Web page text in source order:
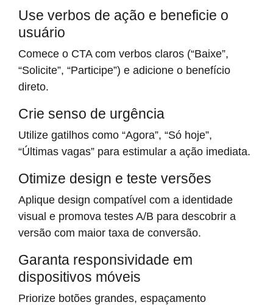
Use verbos de ação e beneficie o
usuário
Comece o CTA com verbos claros (“Baixe”,
“Solicite”, “Participe”) e adicione o benefício
direto.
Crie senso de urgência
Utilize gatilhos como “Agora”, “Só hoje”,
“Últimas vagas” para estimular a ação imediata.
Otimize design e teste versões
Aplique design compatível com a identidade
visual e promova testes A/B para descobrir a
versão com maior taxa de conversão.
Garanta responsividade em
dispositivos móveis
Priorize botões grandes, espaçamento